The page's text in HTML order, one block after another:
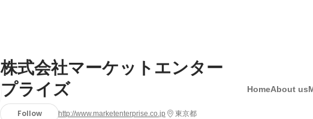
株式会社マーケットエンター
プライズ
Follow http://www.marketenterprise.co.jp 東京都
HomeAbout us